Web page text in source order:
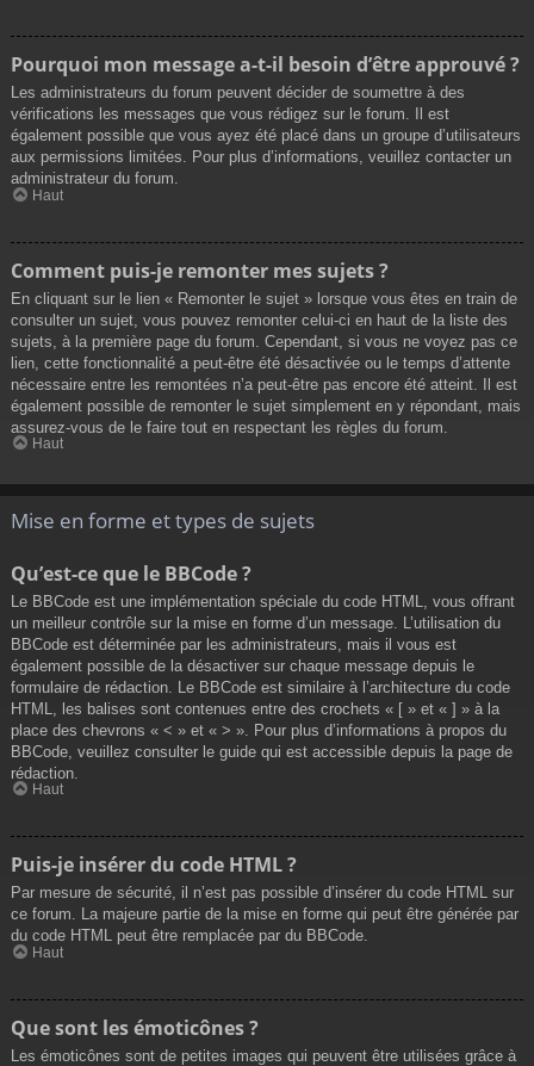
Pourquoi mon message a-t-il besoin d’être approuvé ?
Les administrateurs du forum peuvent décider de soumettre à des
vérifications les messages que vous rédigez sur le forum. Il est
également possible que vous ayez été placé dans un groupe d’utilisateurs
aux permissions limitées. Pour plus d’informations, veuillez contacter un
administrateur du forum.
Haut
Comment puis-je remonter mes sujets ?
En cliquant sur le lien « Remonter le sujet » lorsque vous êtes en train de
consulter un sujet, vous pouvez remonter celui-ci en haut de la liste des
sujets, à la première page du forum. Cependant, si vous ne voyez pas ce
lien, cette fonctionnalité a peut-être été désactivée ou le temps d’attente
nécessaire entre les remontées n’a peut-être pas encore été atteint. Il est
également possible de remonter le sujet simplement en y répondant, mais
assurez-vous de le faire tout en respectant les règles du forum.
Haut
Mise en forme et types de sujets
Qu’est-ce que le BBCode ?
Le BBCode est une implémentation spéciale du code HTML, vous offrant
un meilleur contrôle sur la mise en forme d’un message. L’utilisation du
BBCode est déterminée par les administrateurs, mais il vous est
également possible de la désactiver sur chaque message depuis le
formulaire de rédaction. Le BBCode est similaire à l’architecture du code
HTML, les balises sont contenues entre des crochets « [ » et « ] » à la
place des chevrons « < » et « > ». Pour plus d’informations à propos du
BBCode, veuillez consulter le guide qui est accessible depuis la page de
rédaction.
Haut
Puis-je insérer du code HTML ?
Par mesure de sécurité, il n’est pas possible d’insérer du code HTML sur
ce forum. La majeure partie de la mise en forme qui peut être générée par
du code HTML peut être remplacée par du BBCode.
Haut
Que sont les émoticônes ?
Les émoticônes sont de petites images qui peuvent être utilisées grâce à